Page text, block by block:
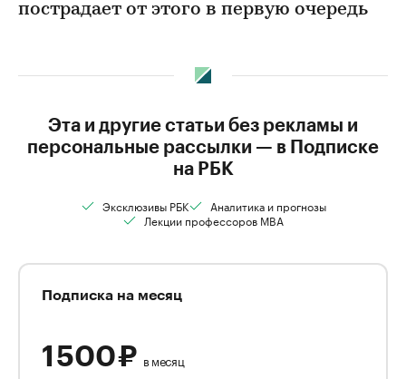
пострадает от этого в первую очередь
Эта и другие статьи без рекламы и
персональные рассылки — в Подписке
на РБК
Эксклюзивы РБК
Аналитика и прогнозы
Лекции профессоров MBA
Подписка на месяц
1 500 ₽ в месяц